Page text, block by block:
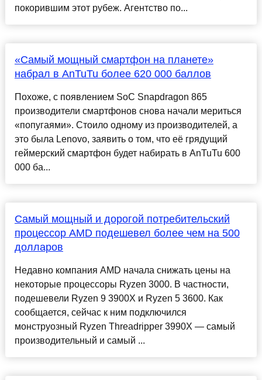
покорившим этот рубеж. Агентство по...
«Самый мощный смартфон на планете»
набрал в AnTuTu более 620 000 баллов
Похоже, с появлением SoC Snapdragon 865
производители смартфонов снова начали мериться
«попугаями». Стоило одному из производителей, а
это была Lenovo, заявить о том, что её грядущий
геймерский смартфон будет набирать в AnTuTu 600
000 ба...
Самый мощный и дорогой потребительский
процессор AMD подешевел более чем на 500
долларов
Недавно компания AMD начала снижать цены на
некоторые процессоры Ryzen 3000. В частности,
подешевели Ryzen 9 3900X и Ryzen 5 3600. Как
сообщается, сейчас к ним подключился
монструозный Ryzen Threadripper 3990X — самый
производительный и самый ...